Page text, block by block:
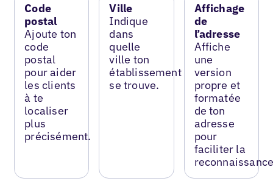
Code
postal
Ajoute ton
code
postal
pour aider
les clients
à te
localiser
plus
précisément.
Ville
Indique
dans
quelle
ville ton
établissement
se trouve.
Affichage
de
l’adresse
Affiche
une
version
propre et
formatée
de ton
adresse
pour
faciliter la